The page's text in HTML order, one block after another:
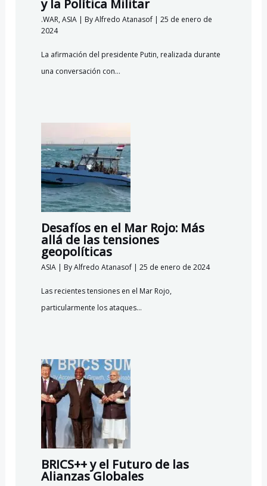
y la Política Militar
.WAR,ASIA| ByAlfredo Atanasof | 25 de enero de
2024
La afirmación del presidente Putin, realizada durante
una conversación con…
Desafíos en el Mar Rojo: Más
allá de las tensiones
geopolíticas
ASIA| ByAlfredo Atanasof | 25 de enero de 2024
Las recientes tensiones en el Mar Rojo,
particularmente los ataques…
BRICS++ y el Futuro de las
Alianzas Globales